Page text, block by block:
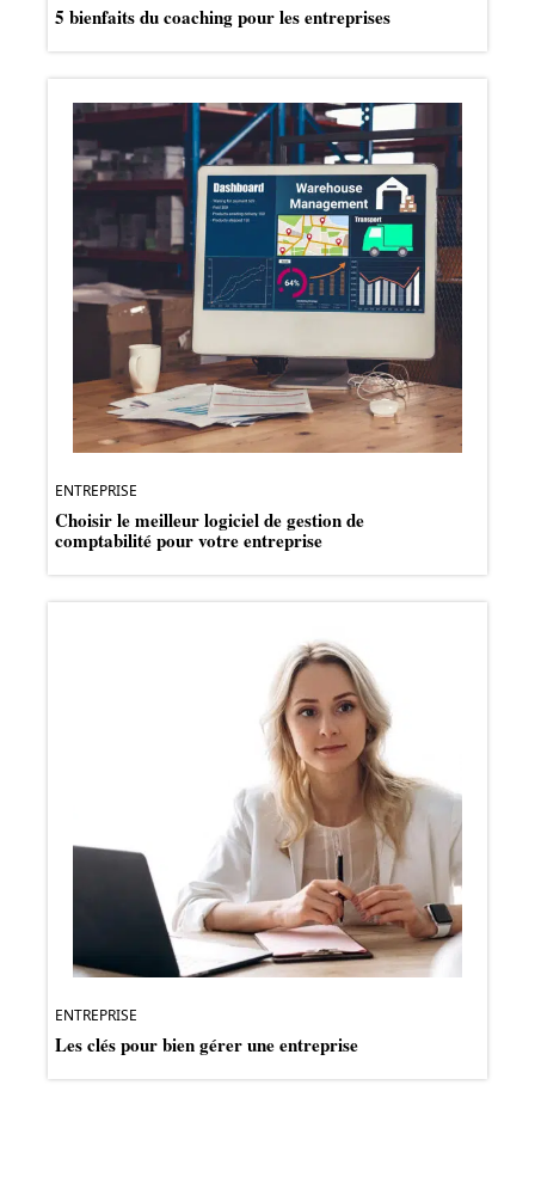
5 bienfaits du coaching pour les entreprises
ENTREPRISE
Choisir le meilleur logiciel de gestion de
comptabilité pour votre entreprise
ENTREPRISE
Les clés pour bien gérer une entreprise